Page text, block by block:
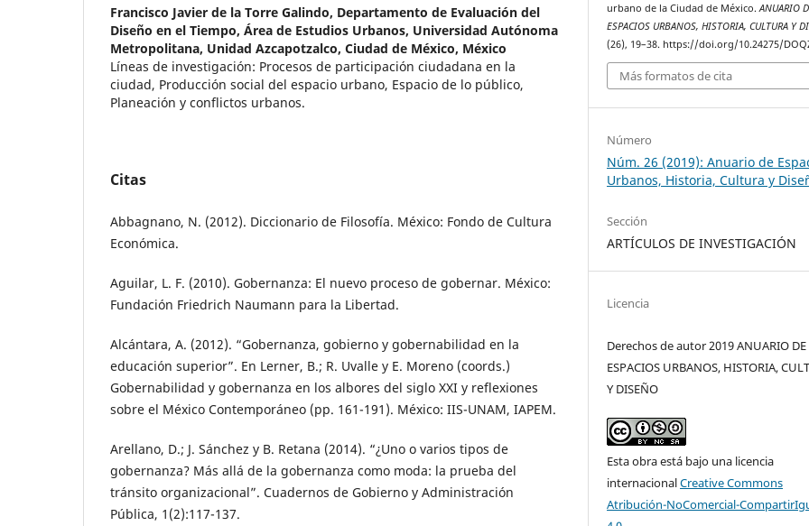
Francisco Javier de la Torre Galindo, Departamento de Evaluación del
Diseño en el Tiempo, Área de Estudios Urbanos, Universidad Autónoma
Metropolitana, Unidad Azcapotzalco, Ciudad de México, México
Líneas de investigación: Procesos de participación ciudadana en la
ciudad, Producción social del espacio urbano, Espacio de lo público,
Planeación y conflictos urbanos.
Citas
Abbagnano, N. (2012). Diccionario de Filosofía. México: Fondo de Cultura
Económica.
Aguilar, L. F. (2010). Gobernanza: El nuevo proceso de gobernar. México:
Fundación Friedrich Naumann para la Libertad.
Alcántara, A. (2012). “Gobernanza, gobierno y gobernabilidad en la
educación superior”. En Lerner, B.; R. Uvalle y E. Moreno (coords.)
Gobernabilidad y gobernanza en los albores del siglo XXI y reflexiones
sobre el México Contemporáneo (pp. 161-191). México: IIS-UNAM, IAPEM.
Arellano, D.; J. Sánchez y B. Retana (2014). “¿Uno o varios tipos de
gobernanza? Más allá de la gobernanza como moda: la prueba del
tránsito organizacional”. Cuadernos de Gobierno y Administración
Pública, 1(2):117-137.
urbano de la Ciudad de México.ANUARIO
ESPACIOS URBANOS, HISTORIA, CULTURA Y
(26), 19–38. https://doi.org/10.24275/
Más formatos de cita
Número
Núm. 26 (2019): Anuario de
Urbanos, Historia, Cultura y
Sección
ARTÍCULOS DE INVESTIGACIÓN
Licencia
Derechos de autor 2019 ANUARIO DE
ESPACIOS URBANOS, HISTORIA,
Y DISEÑO
Esta obra está bajo una licencia
internacionalCreative Commons
Atribución-NoComercial-